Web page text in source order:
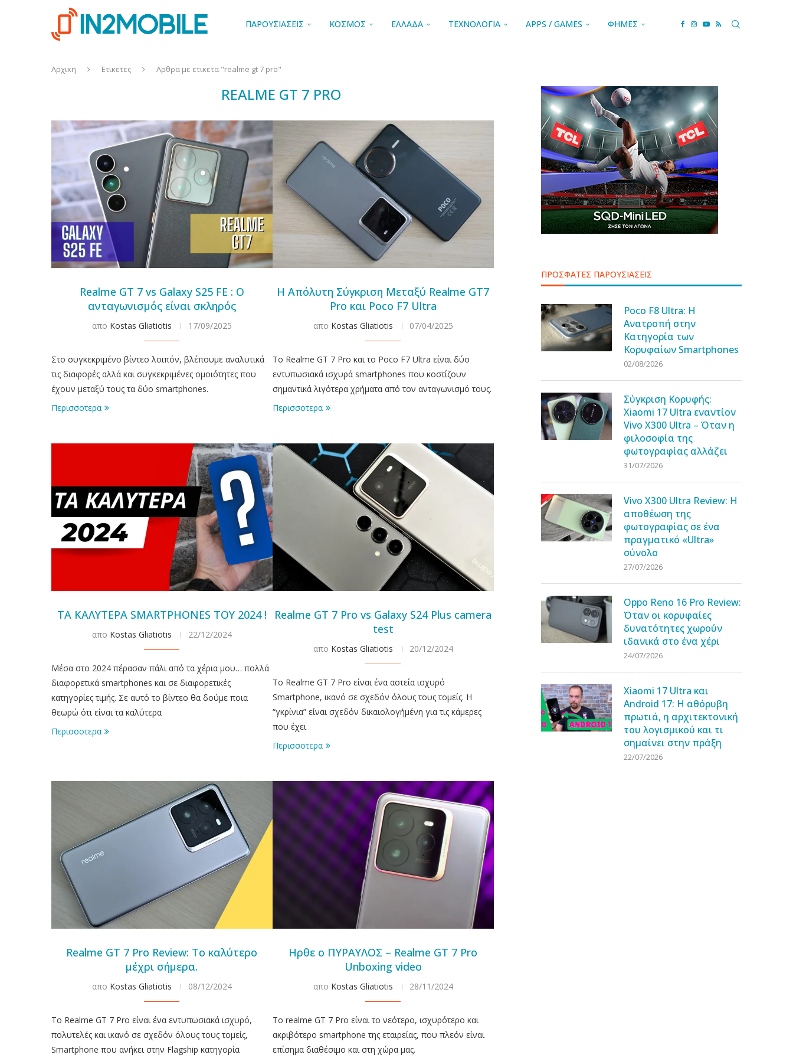
ΠΑΡΟΥΣΙΑΣΕΙΣ ΚΟΣΜΟΣ ΕΛΛΑΔΑ ΤΕΧΝΟΛΟΓΙΑ APPS / GAMES ΦΗΜΕΣ
Αρχικη Ετικετες Αρθρα με ετικετα "realme gt 7 pro"
REALME GT 7 PRO
Realme GT 7 vs Galaxy S25 FE : Ο
ανταγωνισμός είναι σκληρός
απο Kostas Gliatiotis 17/09/2025
Στο συγκεκριμένο βίντεο λοιπόν, βλέπουμε αναλυτικά
τις διαφορές αλλά και συγκεκριμένες ομοιότητες που
έχουν μεταξύ τους τα δύο smartphones.
Περισσοτερα
Η Απόλυτη Σύγκριση Μεταξύ Realme GT7
Pro και Poco F7 Ultra
απο Kostas Gliatiotis 07/04/2025
Το Realme GT 7 Pro και το Poco F7 Ultra είναι δύο
εντυπωσιακά ισχυρά smartphones που κοστίζουν
σημαντικά λιγότερα χρήματα από τον ανταγωνισμό τους.
Περισσοτερα
ΤΑ ΚΑΛΥΤΕΡΑ SMARTPHONES ΤΟΥ 2024 !
απο Kostas Gliatiotis 22/12/2024
Μέσα στο 2024 πέρασαν πάλι από τα χέρια μου… πολλά
διαφορετικά smartphones και σε διαφορετικές
κατηγορίες τιμής. Σε αυτό το βίντεο θα δούμε ποια
θεωρώ ότι είναι τα καλύτερα
Περισσοτερα
Realme GT 7 Pro vs Galaxy S24 Plus camera
test
απο Kostas Gliatiotis 20/12/2024
Το Realme GT 7 Pro είναι ένα αστεία ισχυρό
Smartphone, ικανό σε σχεδόν όλους τους τομείς. Η
“γκρίνια” είναι σχεδόν δικαιολογήμένη για τις κάμερες
που έχει
Περισσοτερα
Realme GT 7 Pro Review: Το καλύτερο
μέχρι σήμερα.
απο Kostas Gliatiotis 08/12/2024
Το Realme GT 7 Pro είναι ένα εντυπωσιακά ισχυρό,
πολυτελές και ικανό σε σχεδόν όλους τους τομείς,
Smartphone που ανήκει στην Flagship κατηγορία
Ηρθε ο ΠΥΡΑΥΛΟΣ – Realme GT 7 Pro
Unboxing video
απο Kostas Gliatiotis 28/11/2024
To realme GT 7 Pro είναι το νεότερο, ισχυρότερο και
ακριβότερο smartphone της εταιρείας, που πλεόν είναι
επίσημα διαθέσιμο και στη χώρα μας.
ΠΡΟΣΦΑΤΕΣ ΠΑΡΟΥΣΙΑΣΕΙΣ
Poco F8 Ultra: Η
Ανατροπή στην
Κατηγορία των
Κορυφαίων Smartphones
02/08/2026
Σύγκριση Κορυφής:
Xiaomi 17 Ultra εναντίον
Vivo X300 Ultra – Όταν η
φιλοσοφία της
φωτογραφίας αλλάζει
31/07/2026
Vivo X300 Ultra Review: Η
αποθέωση της
φωτογραφίας σε ένα
πραγματικό «Ultra»
σύνολο
27/07/2026
Oppo Reno 16 Pro Review:
Όταν οι κορυφαίες
δυνατότητες χωρούν
ιδανικά στο ένα χέρι
24/07/2026
Xiaomi 17 Ultra και
Android 17: Η αθόρυβη
πρωτιά, η αρχιτεκτονική
του λογισμικού και τι
σημαίνει στην πράξη
22/07/2026